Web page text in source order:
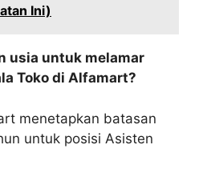
Ini)
usia untuk melamar
Toko di Alfamart?
menetapkan batasan
untuk posisi Asisten